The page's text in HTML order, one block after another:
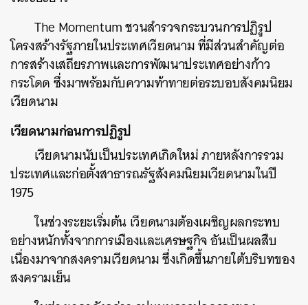
The Momentum ชวนสำรวจกระบวนการปฏิรูป
โครงสร้างรัฐภายในประเทศเวียดนาม ที่มีส่วนสำคัญต่อ
การสร้างเสถียรภาพและการพัฒนาประเทศอย่างก้าว
กระโดด ซึ่งมาพร้อมกับความท้าทายต่อระบอบสังคมนิยม
เวียดนาม
เวียดนามก่อนการปฏิรูป
เวียดนามนับเป็นประเทศเกิดใหม่ ภายหลังการรวม
ประเทศและก่อตั้งสาธารณรัฐสังคมนิยมเวียดนามในปี
1975
ในช่วงระยะเริ่มต้น เวียดนามต้องเผชิญผลกระทบ
อย่างหนักทั้งจากการเมืองและเศรษฐกิจ อันเป็นผลสืบ
เนื่องมาจากสงครามเวียดนาม ซึ่งเกิดขึ้นภายใต้บริบทของ
สงครามเย็น